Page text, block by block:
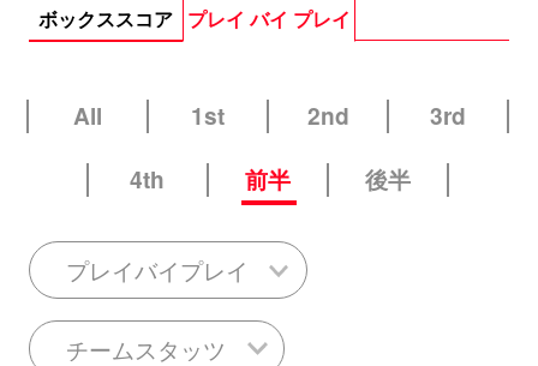
ボックススコア プレイ バイ プレイ
All 1st 2nd
3rd
4th
前半 後半
プレイバイプレイ
チームスタッツ